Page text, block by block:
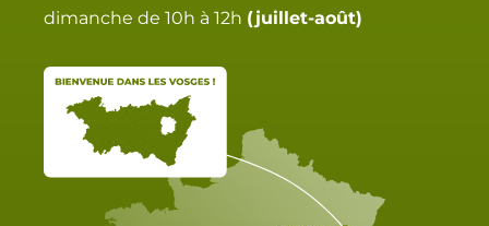
dimanche de 10h à 12h (juillet-août)